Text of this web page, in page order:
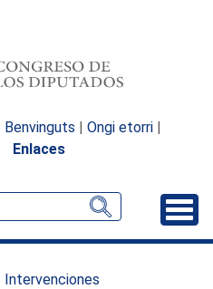
Benvinguts | Ongi etorri |
Enlaces
Intervenciones